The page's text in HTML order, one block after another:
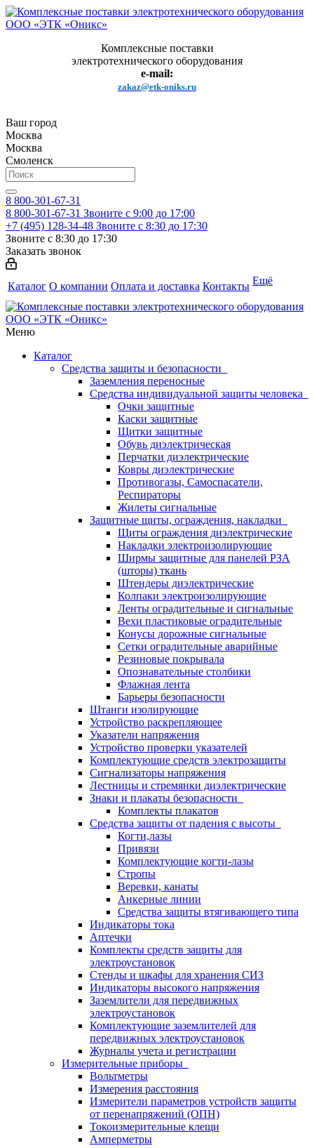
Комплексные поставки
электротехнического оборудования
e-mail:
zakaz@etk-oniks.ru
Ваш город
Москва
Москва
Смоленск
8 800-301-67-31
8 800-301-67-31 Звоните с 9:00 до 17:00
+7 (495) 128-34-48 Звоните с 8:30 до 17:30
Звоните с 8:30 до 17:30
Заказать звонок
Каталог О компании Оплата и доставка Контакты Ещё
Меню
Каталог
Средства защиты и безопасности
Заземления переносные
Средства индивидуальной защиты человека
Очки защитные
Каски защитные
Щитки защитные
Обувь диэлектрическая
Перчатки диэлектрические
Ковры диэлектрические
Противогазы, Самоспасатели,
Респираторы
Жилеты сигнальные
Защитные щиты, ограждения, накладки
Щиты ограждения диэлектрические
Накладки электроизолирующие
Ширмы защитные для панелей РЗА
(шторы) ткань
Штендеры диэлектрические
Колпаки электроизолирующие
Ленты оградительные и сигнальные
Вехи пластиковые оградительные
Конусы дорожные сигнальные
Сетки оградительные аварийные
Резиновые покрывала
Опознавательные столбики
Флажная лента
Барьеры безопасности
Штанги изолирующие
Устройство раскрепляющее
Указатели напряжения
Устройство проверки указателей
Комплектующие средств электрозащиты
Сигнализаторы напряжения
Лестницы и стремянки диэлектрические
Знаки и плакаты безопасности
Комплекты плакатов
Средства защиты от падения с высоты
Когти,лазы
Привязи
Комплектующие когти-лазы
Стропы
Веревки, канаты
Анкерные линии
Средства защиты втягивающего типа
Индикаторы тока
Аптечки
Комплекты средств защиты для
электроустановок
Стенды и шкафы для хранения СИЗ
Индикаторы высокого напряжения
Заземлители для передвижных
электроустановок
Комплектующие заземлителей для
передвижных электроустановок
Журналы учета и регистрации
Измерительные приборы
Вольтметры
Измерения расстояния
Измерители параметров устройств защиты
от перенапряжений (ОПН)
Токоизмерительные клещи
Амперметры